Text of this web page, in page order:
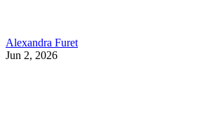
Alexandra Furet
Jun 2, 2026